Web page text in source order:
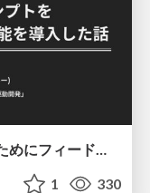
最高のシステムプロンプトを作るためにフィードバック機能を導入した話
1 330